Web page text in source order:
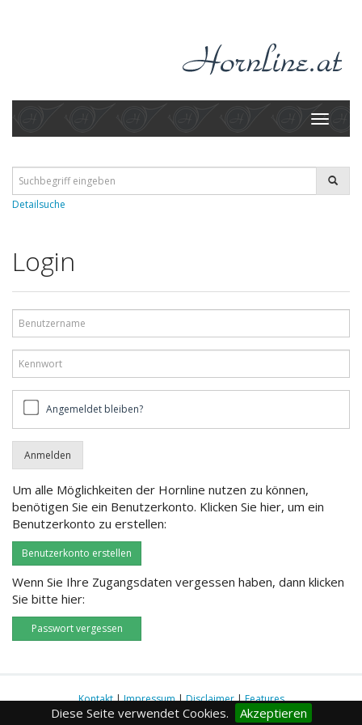
Diese Seite verwendet Cookies. Akzeptieren
Toggle
Detailsuche
Login
bleiben?Angemeldet bleiben?
Um alle Möglichkeiten der Hornline nutzen zu können,
benötigen Sie ein Benutzerkonto. Klicken Sie hier, um ein
Benutzerkonto zu erstellen:
Benutzerkonto erstellen
Wenn Sie Ihre Zugangsdaten vergessen haben, dann klicken
Sie bitte hier:
Passwort vergessen
Kontakt|Impressum|Disclaimer|Features